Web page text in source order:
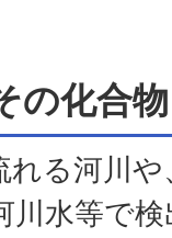
の化合物
る河川
川水等で